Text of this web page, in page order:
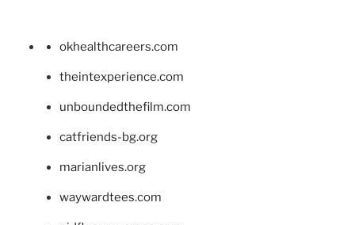
okhealthcareers.com
theintexperience.com
unboundedthefilm.com
catfriends-bg.org
marianlives.org
waywardtees.com